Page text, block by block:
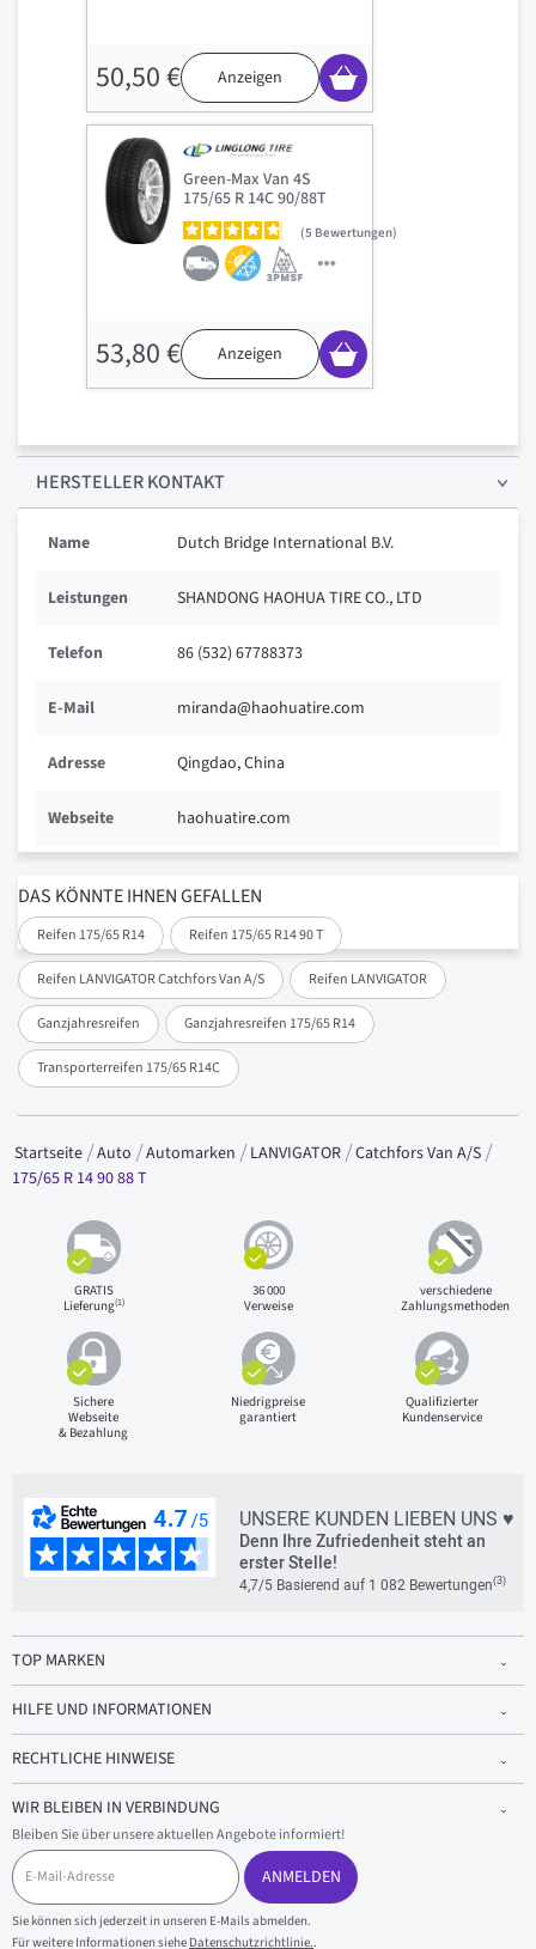
DAS KÖNNTE IHNEN GEFALLEN
Reifen 175/65 R14 Reifen 175/65 R14 90 T
Reifen LANVIGATOR Catchfors Van A/S Reifen LANVIGATOR
Ganzjahresreifen Ganzjahresreifen 175/65 R14
Transporterreifen 175/65 R14C
50,50 € Anzeigen
Green-Max Van 4S
175/65 R 14C 90/88T
5 Bewertungen
53,80 € Anzeigen
HERSTELLER KONTAKT
Name Dutch Bridge International B.V.
Leistungen SHANDONG HAOHUA TIRE CO., LTD
Telefon 86 (532) 67788373
E-Mail miranda@haohuatire.com
Adresse Qingdao, China
Webseite haohuatire.com
Startseite Auto Automarken LANVIGATOR Catchfors Van A/S
175/65 R 14 90 88 T
GRATIS
Lieferung(1)
36 000
Verweise
verschiedene
Zahlungsmethoden
Sichere
Webseite
& Bezahlung
Niedrigpreise
garantiert
Qualifizierter
Kundenservice
UNSERE KUNDEN LIEBEN UNS ♥
Denn Ihre Zufriedenheit steht an
erster Stelle!
4,7/5 Basierend auf 1 082 Bewertungen(3)
TOP MARKEN
HILFE UND INFORMATIONEN
RECHTLICHE HINWEISE
WIR BLEIBEN IN VERBINDUNG
Bleiben Sie über unsere aktuellen Angebote informiert!
E
-
M
a
i
ANMELDEN
Sie können sich jederzeit in unseren E-Mails abmelden.
Für weitere Informationen siehe Datenschutzrichtlinie..